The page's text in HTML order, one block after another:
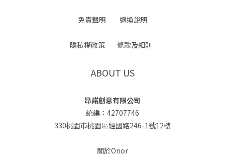
免責聲明 退換說明
隱私權政策 條款及細則
ABOUT US
昂諾創意有限公司
統編：42707746
330桃園市桃園區經國路246-1號12樓
關於Onor